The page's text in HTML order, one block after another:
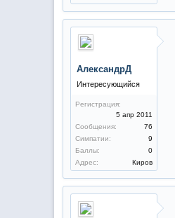
АлександрД
Интересующийся
Регистрация:
5 апр 2011
Сообщения:
76
Симпатии:
9
Баллы:
0
Адрес:
Киров